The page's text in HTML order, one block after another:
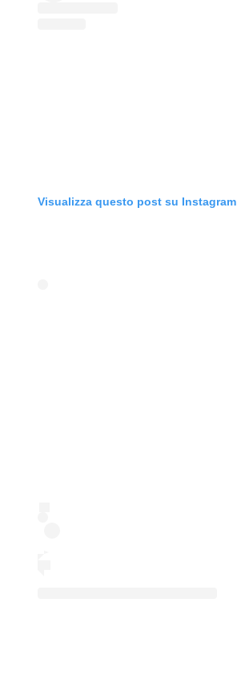
Visualizza questo post su Instagram